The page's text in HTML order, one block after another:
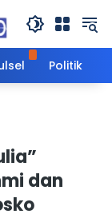
Politik
dan